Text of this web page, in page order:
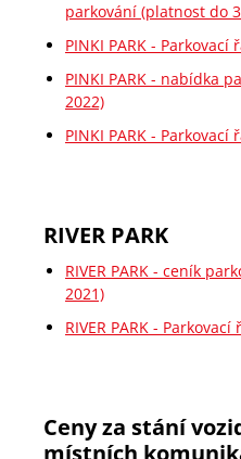
parkování (platnost do
PINKI PARK -
PINKI PARK - nabídka
2022)
PINKI PARK -
RIVER PARK
RIVER PARK - ceník
2021)
RIVER PARK -
Ceny za stání
místních